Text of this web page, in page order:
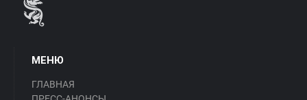
МЕНЮ
ГЛАВНАЯ